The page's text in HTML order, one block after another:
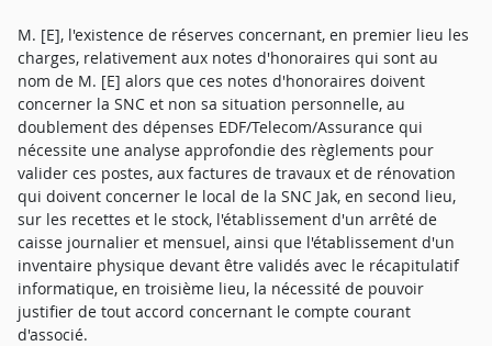
M. [E], l'existence de réserves concernant, en premier lieu les
charges, relativement aux notes d'honoraires qui sont au
nom de M. [E] alors que ces notes d'honoraires doivent
concerner la SNC et non sa situation personnelle, au
doublement des dépenses EDF/Telecom/Assurance qui
nécessite une analyse approfondie des règlements pour
valider ces postes, aux factures de travaux et de rénovation
qui doivent concerner le local de la SNC Jak, en second lieu,
sur les recettes et le stock, l'établissement d'un arrêté de
caisse journalier et mensuel, ainsi que l'établissement d'un
inventaire physique devant être validés avec le récapitulatif
informatique, en troisième lieu, la nécessité de pouvoir
justifier de tout accord concernant le compte courant
d'associé.